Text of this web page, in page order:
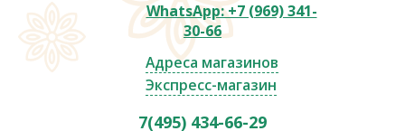
WhatsApp: +7 (969) 341-
30-66
Адреса магазинов
Экспресс-магазин
7(495) 434-66-29